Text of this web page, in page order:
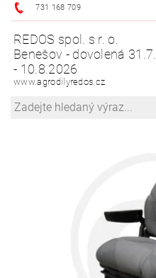
731 168 709
REDOS spol. s r. o.
Benešov - dovolená 31.7.
- 10.8.2026
www.agrodilyredos.cz